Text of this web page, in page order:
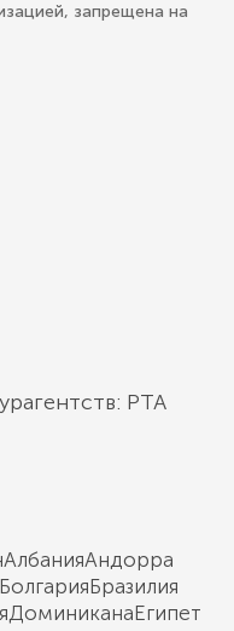
запрещена на
РТА
АлбанияАндорра
БолгарияБразилия
ДоминиканаЕгипет